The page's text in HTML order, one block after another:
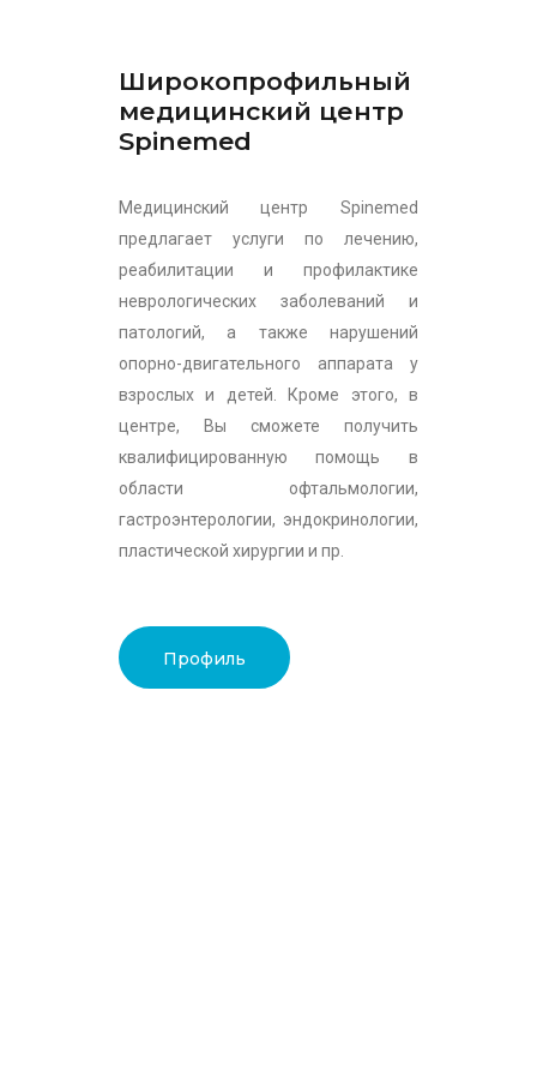
Широкопрофильный
медицинский центр
Spinemed
Медицинский центр Spinemed
предлагает услуги по лечению,
реабилитации и профилактике
неврологических заболеваний и
патологий, а также нарушений
опорно-двигательного аппарата у
взрослых и детей. Кроме этого, в
центре, Вы сможете получить
квалифицированную помощь в
области офтальмологии,
гастроэнтерологии, эндокринологии,
пластической хирургии и пр.
Профиль